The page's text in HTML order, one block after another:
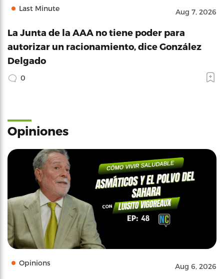
Last Minute Aug 7, 2026
La Junta de la AAA no tiene poder para
autorizar un racionamiento, dice González
Delgado
0
Opiniones
Opinions Aug 6, 2026